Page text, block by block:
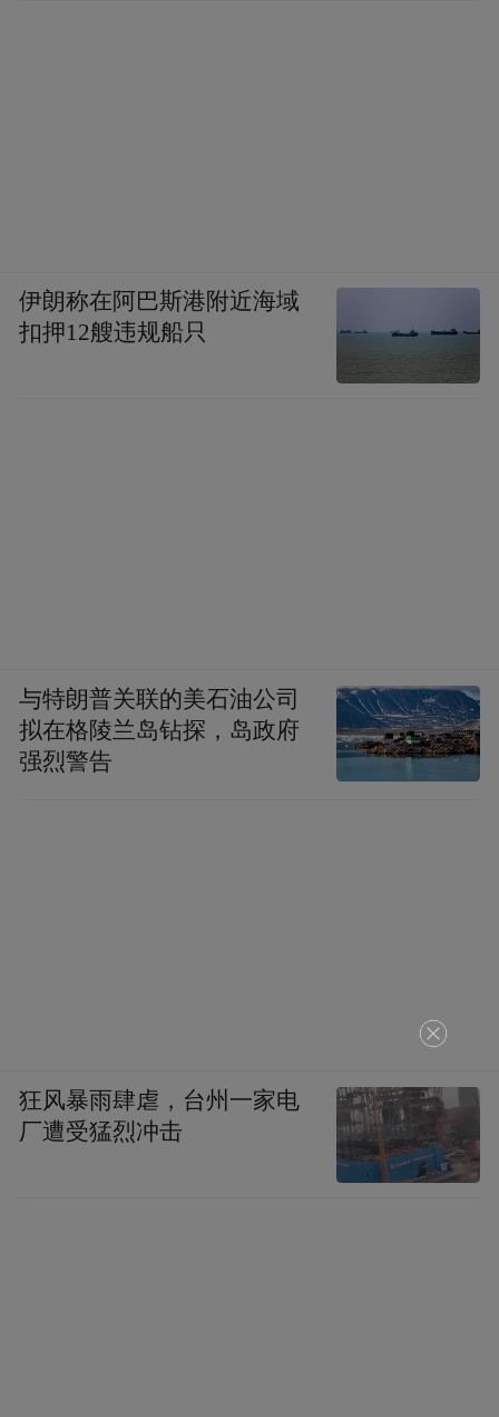
伊朗称在阿巴斯港附近海域
扣押12艘违规船只
与特朗普关联的美石油公司
拟在格陵兰岛钻探，岛政府
强烈警告
狂风暴雨肆虐，台州一家电
厂遭受猛烈冲击